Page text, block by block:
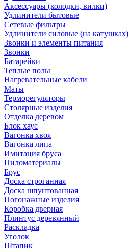
Аксессуары (колодки, вилки)
Удлинители бытовые
Сетевые фильтры
Удлинители силовые (на катушках)
Звонки и элементы питания
Звонки
Батарейки
Теплые полы
Нагревательные кабели
Маты
Терморегуляторы
Столярные изделия
Отделка деревом
Блок хаус
Вагонка хвоя
Вагонка липа
Имитация бруса
Пиломатериалы
Брус
Доска строганная
Доска шпунтованная
Погонажные изделия
Коробка дверная
Плинтус деревянный
Раскладка
Уголок
Штапик